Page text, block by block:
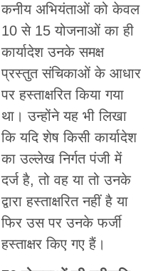
कनीय अभियंताओं को केवल
10 से 15 योजनाओं का ही
कार्यादेश उनके समक्ष
प्रस्तुत संचिकाओं के आधार
पर हस्ताक्षरित किया गया
था। उन्होंने यह भी लिखा
कि यदि शेष किसी कार्यादेश
का उल्लेख निर्गत पंजी में
दर्ज है, तो वह या तो उनके
द्वारा हस्ताक्षरित नहीं है या
फिर उस पर उनके फर्जी
हस्ताक्षर किए गए हैं।